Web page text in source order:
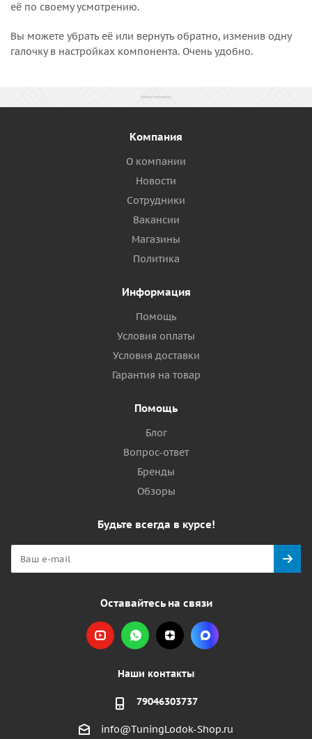
её по своему усмотрению.
Вы можете убрать её или вернуть обратно, изменив одну
галочку в настройках компонента. Очень удобно.
Компания
О компании
Новости
Сотрудники
Вакансии
Магазины
Политика
Информация
Помощь
Условия оплаты
Условия доставки
Гарантия на товар
Помощь
Блог
Вопрос-ответ
Бренды
Обзоры
Будьте всегда в курсе!
Оставайтесь на связи
Наши контакты
79046303737
info@TuningLodok-Shop.ru